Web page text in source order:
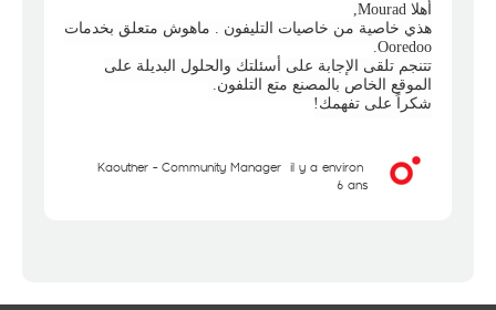
أهلا Mourad,
هذي خاصية من خاصيات
التليفون . ماهوش متعلق بخدمات
Ooredoo.
تتنجم تلقى الإجابة على أسئلتك والحلول البديلة على
الموقع الخاص بالمصنع متع التلفون.
شكراً على تفهمك!
Kaouther - Community Manager il y a environ
6 ans